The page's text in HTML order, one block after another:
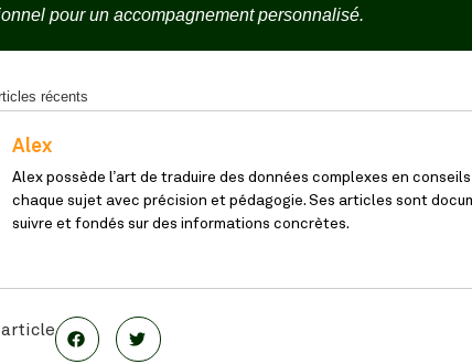
pour un accompagnement personnalisé.
récents
Alex
Alex possède l’art de traduire des données complexes en
chaque sujet avec précision et pédagogie. Ses articles sont
suivre et fondés sur des informations concrètes.
article